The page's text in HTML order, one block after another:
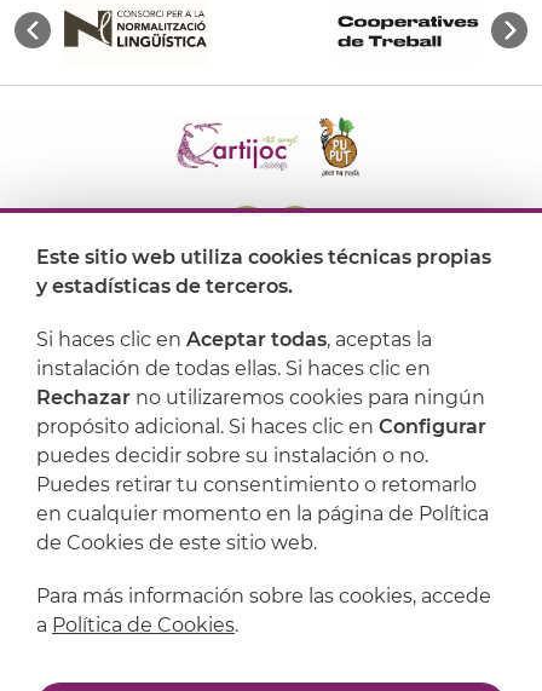
Dónde encontrarnos
Artijoc
Soporte
Este sitio web utiliza cookies técnicas propias
y estadísticas de terceros.
Si haces clic en Aceptar todas, aceptas la
instalación de todas ellas. Si haces clic en
Rechazar no utilizaremos cookies para ningún
propósito adicional. Si haces clic en Configurar
puedes decidir sobre su instalación o no.
Puedes retirar tu consentimiento o retomarlo
en cualquier momento en la página de Política
de Cookies de este sitio web.
Para más información sobre las cookies, accede
a Política de Cookies.